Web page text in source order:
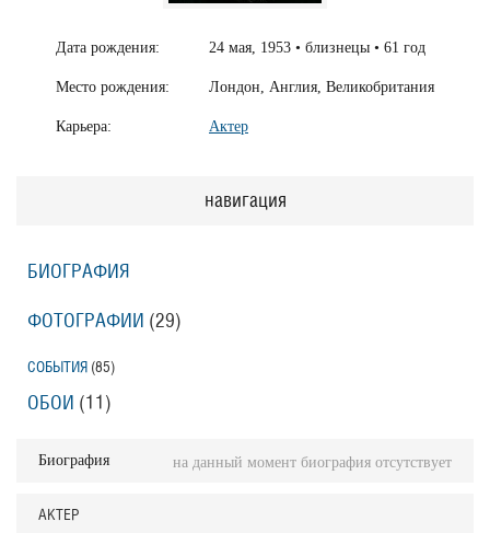
Дата рождения: 24 мая, 1953 • близнецы • 61 год
Место рождения: Лондон, Англия, Великобритания
Карьера: Актер
навигация
БИОГРАФИЯ
ФОТОГРАФИИ (29)
СОБЫТИЯ (85)
ОБОИ (11 )
Биография на данный момент биография отсутствует
АКТЕР